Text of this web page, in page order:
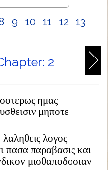
9 10 11 12 13
2
ημας
μηποτε
λογος
πασα παραβασις και
μισθαποδοσιαν